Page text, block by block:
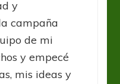
y
campaña
de mi
y empecé
mis ideas y